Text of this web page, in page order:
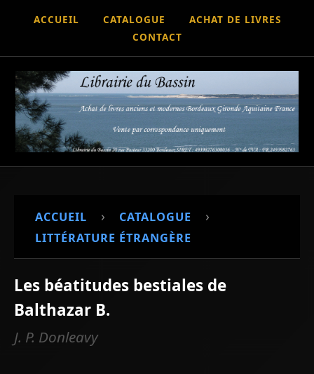
ACCUEIL CATALOGUE
ACHAT DE LIVRES
CONTACT
ACCUEIL › CATALOGUE ›
LITTÉRATURE ÉTRANGÈRE
Les béatitudes bestiales de
Balthazar B.
J. P. Donleavy